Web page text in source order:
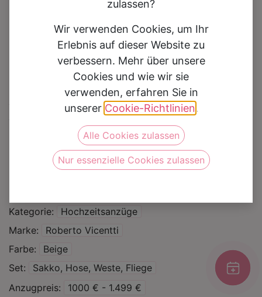
Hochzeitsanzug
8125690
Auf die Wunschliste
Kategorie
Hochzeitsanzüge
Marke
Roberto Vicentti
Farbe
Beige
Set
Sakko, Hose, Weste, Fliege
Anzugpreis
1000 € - 1.499 €
zulassen?
Wir verwenden Cookies, um Ihr
Erlebnis auf dieser Website zu
verbessern. Mehr über unsere
Cookies und wie wir sie
verwenden, erfahren Sie in
unserer Cookie-Richtlinien.
Alle Cookies zulassen
Nur essenzielle Cookies zulassen